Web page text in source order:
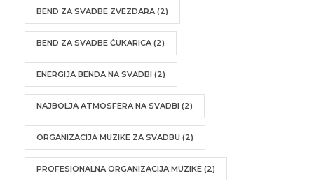
BEND ZA SVADBE ZVEZDARA (2)
BEND ZA SVADBE ČUKARICA (2)
ENERGIJA BENDA NA SVADBI (2)
NAJBOLJA ATMOSFERA NA SVADBI (2)
ORGANIZACIJA MUZIKE ZA SVADBU (2)
PROFESIONALNA ORGANIZACIJA MUZIKE (2)